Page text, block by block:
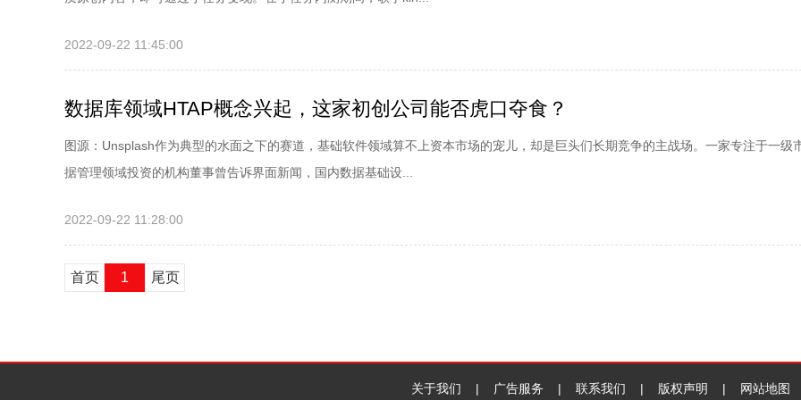
2022-09-22 11:45:00
数据库领域HTAP概念兴起，这家初创公司能否虎口夺食？
图源：Unsplash作为典型的水面之下的赛道，基础软件领域算不上资本市场的宠儿，却是巨头们长期竞争的主战场。一家专注于一级
据管理领域投资的机构董事曾告诉界面新闻，国内数据基础设...
2022-09-22 11:28:00
首页 1 尾页
关于我们 | 广告服务 | 联系我们 | 版权声明 | 网站地图